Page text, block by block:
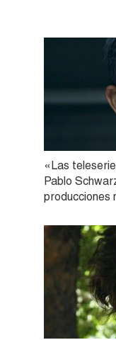
«Las
Pablo
producciones